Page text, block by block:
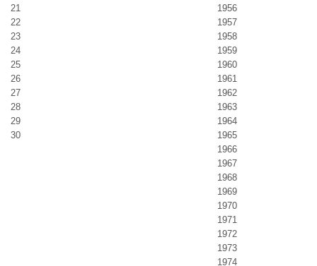
21
22
23
24
25
26
27
28
29
30
1956
1957
1958
1959
1960
1961
1962
1963
1964
1965
1966
1967
1968
1969
1970
1971
1972
1973
1974